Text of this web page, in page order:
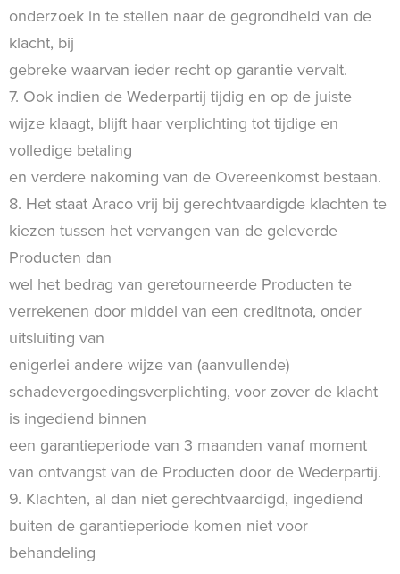
onderzoek in te stellen naar de gegrondheid van de
klacht, bij
gebreke waarvan ieder recht op garantie vervalt.
7. Ook indien de Wederpartij tijdig en op de juiste
wijze klaagt, blijft haar verplichting tot tijdige en
volledige betaling
en verdere nakoming van de Overeenkomst bestaan.
8. Het staat Araco vrij bij gerechtvaardigde klachten te
kiezen tussen het vervangen van de geleverde
Producten dan
wel het bedrag van geretourneerde Producten te
verrekenen door middel van een creditnota, onder
uitsluiting van
enigerlei andere wijze van (aanvullende)
schadevergoedingsverplichting, voor zover de klacht
is ingediend binnen
een garantieperiode van 3 maanden vanaf moment
van ontvangst van de Producten door de Wederpartij.
9. Klachten, al dan niet gerechtvaardigd, ingediend
buiten de garantieperiode komen niet voor
behandeling